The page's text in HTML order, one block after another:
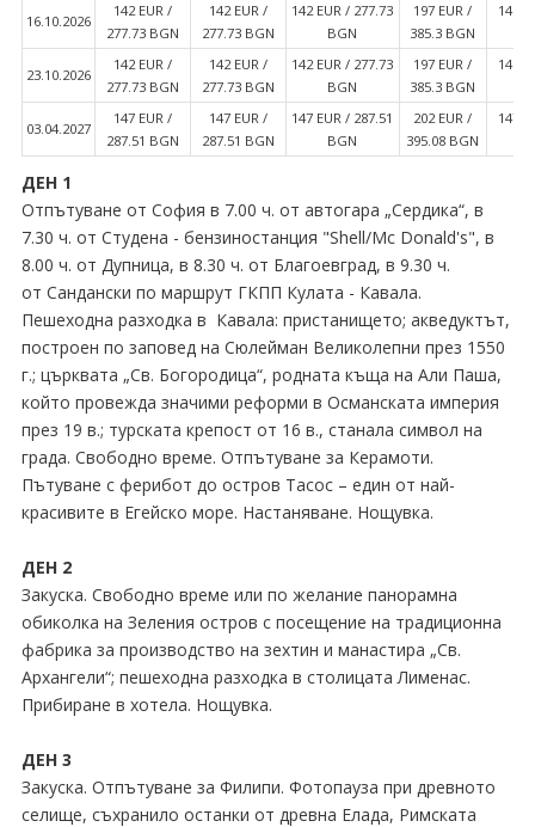
16.10.2026
142 EUR ∕
277.73 BGN
142 EUR ∕
277.73 BGN
142 EUR ∕ 277.73
BGN
197 EUR ∕
385.3 BGN
142
23.10.2026
142 EUR ∕
277.73 BGN
142 EUR ∕
277.73 BGN
142 EUR ∕ 277.73
BGN
197 EUR ∕
385.3 BGN
142
03.04.2027
147 EUR ∕
287.51 BGN
147 EUR ∕
287.51 BGN
147 EUR ∕ 287.51
BGN
202 EUR ∕
395.08 BGN
147
ДЕН 1
Отпътуване от София в 7.00 ч. от автогара „Сердика“, в
7.30 ч. от Студена - бензиностанция "Shell∕Mc Donald's", в
8.00 ч. от Дупница, в 8.30 ч. от Благоевград, в 9.30 ч.
от Сандански по маршрут ГКПП Кулата - Кавала.
Пешеходна разходка в Кавала: пристанището; акведуктът,
построен по заповед на Сюлейман Великолепни през 1550
г.; църквата „Св. Богородица“, родната къща на Али Паша,
който провежда значими реформи в Османската империя
през 19 в.; турската крепост от 16 в., станала символ на
града. Свободно време. Отпътуване за Керамоти.
Пътуване с ферибот до остров Тасос – един от най-
красивите в Егейско море. Настаняване. Нощувка.
ДЕН 2
Закуска. Свободно време или по желание панорамна
обиколка на Зеления остров с посещение на традиционна
фабрика за производство на зехтин и манастира „Св.
Архангели“; пешеходна разходка в столицата Лименас.
Прибиране в хотела. Нощувка.
ДЕН 3
Закуска. Отпътуване за Филипи. Фотопауза при древното
селище, съхранило останки от древна Елада, Римската